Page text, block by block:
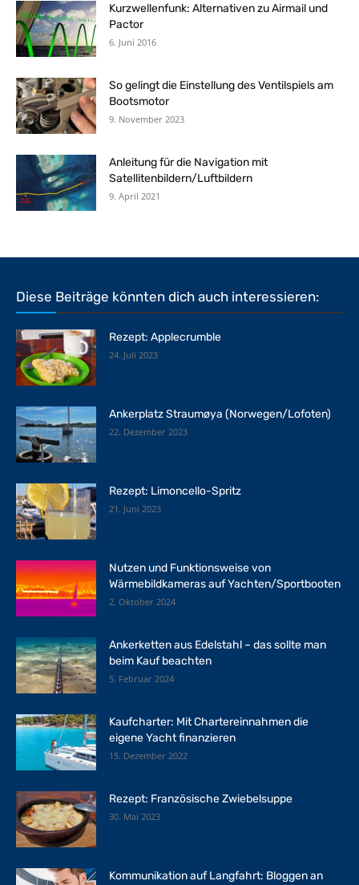
Kurzwellenfunk: Alternativen zu Airmail und
Pactor
6. Juni 2016
So gelingt die Einstellung des Ventilspiels am
Bootsmotor
9. November 2023
Anleitung für die Navigation mit
Satellitenbildern/Luftbildern
9. April 2021
Diese Beiträge könnten dich auch interessieren:
Rezept: Applecrumble
24. Juli 2023
Ankerplatz Straumøya (Norwegen/Lofoten)
22. Dezember 2023
Rezept: Limoncello-Spritz
21. Juni 2023
Nutzen und Funktionsweise von
Wärmebildkameras auf Yachten/Sportbooten
2. Oktober 2024
Ankerketten aus Edelstahl – das sollte man
beim Kauf beachten
5. Februar 2024
Kaufcharter: Mit Chartereinnahmen die
eigene Yacht finanzieren
15. Dezember 2022
Rezept: Französische Zwiebelsuppe
30. Mai 2023
Kommunikation auf Langfahrt: Bloggen an